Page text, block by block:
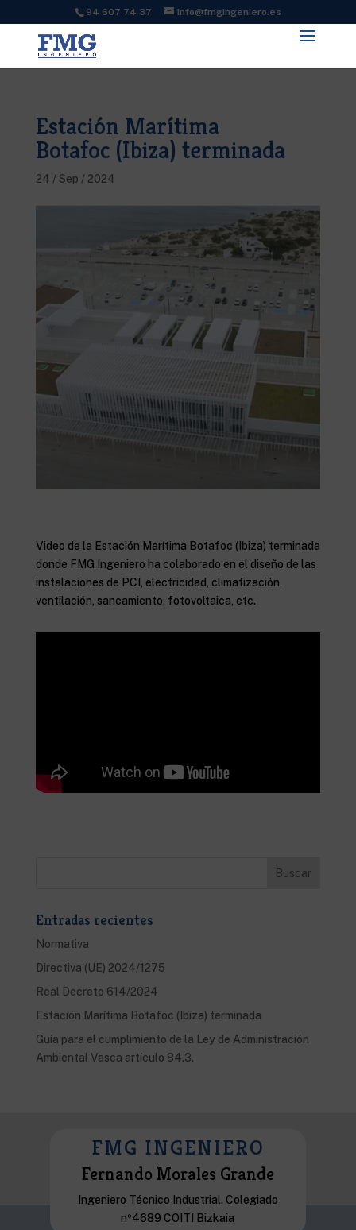
94 607 74 37 info@fmgingeniero.es
Estación Marítima
Botafoc (Ibiza) terminada
24 / Sep / 2024
Video de la Estación Marítima Botafoc (Ibiza) terminada
donde FMG Ingeniero ha colaborado en el diseño de las
instalaciones de PCI, electricidad, climatización,
ventilación, saneamiento, fotovoltaica, etc.
Entradas recientes
Normativa
Directiva (UE) 2024/1275
Real Decreto 614/2024
Estación Marítima Botafoc (Ibiza) terminada
Guía para el cumplimiento de la Ley de Administración
Ambiental Vasca artículo 84.3.
FMG INGENIERO
Fernando Morales Grande
Ingeniero Técnico Industrial. Colegiado
nº4689 COITI Bizkaia